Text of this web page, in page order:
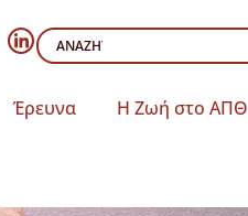
Έρευνα Η Ζωή στο ΑΠΘ